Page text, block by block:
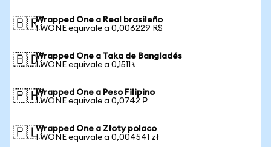
🇧🇷Wrapped One a Real brasileño
1 WONE equivale a 0,006229 R$
🇧🇩Wrapped One a Taka de Bangladés
1 WONE equivale a 0,1511 ৳
🇵🇭Wrapped One a Peso Filipino
1 WONE equivale a 0,0742 ₱
🇵🇱Wrapped One a Złoty polaco
1 WONE equivale a 0,004541 zł